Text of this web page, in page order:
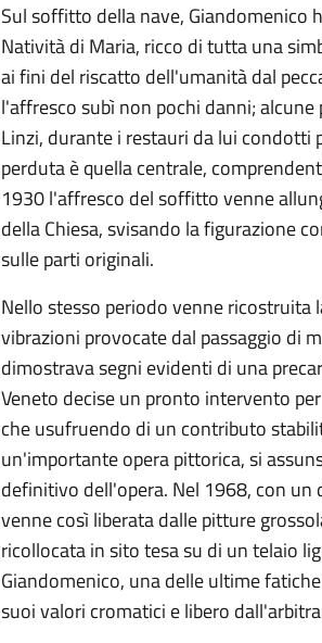
Sul soffitto della nave, Giandomenico
Natività di Maria, ricco di tutta una
ai fini del riscatto dell'umanità dal
l'affresco subì non pochi danni;
Linzi, durante i restauri da lui condotti
perduta è quella centrale,
1930 l'affresco del soffitto venne
della Chiesa, svisando la figurazione
sulle parti originali.
Nello stesso periodo venne ricostruita
vibrazioni provocate dal passaggio di
dimostrava segni evidenti di una
Veneto decise un pronto intervento
che usufruendo di un contributo
un'importante opera pittorica, si
definitivo dell'opera. Nel 1968, con
venne così liberata dalle pitture
ricollocata in sito tesa su di un telaio
Giandomenico, una delle ultime
suoi valori cromatici e libero